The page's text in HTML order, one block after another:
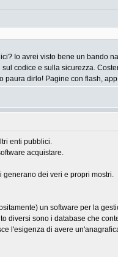
Io avrei visto bene un bando
codice e sulla sicurezza.
paura dirlo! Pagine con flash,
enti pubblici.
acquistare.
generano dei veri e propri mostri.
un software per la
diversi sono i database che
l'esigenza di avere